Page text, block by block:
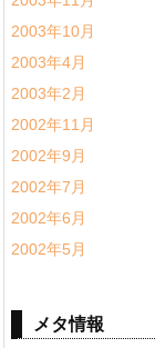
2003年10月
2003年4月
2003年2月
2002年11月
2002年9月
2002年7月
2002年6月
2002年5月
メタ情報